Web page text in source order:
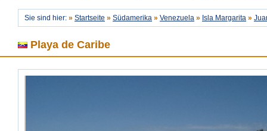
Sie sind hier: » Startseite » Südamerika » Venezuela » Isla Margarita »
Playa de Caribe